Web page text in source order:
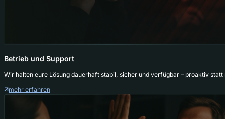
Betrieb und Support
Wir halten eure Lösung dauerhaft stabil, sicher und verfügbar – proaktiv
mehr erfahren